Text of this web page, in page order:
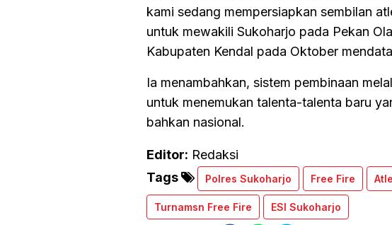
kami sedang mempersiapkan sembilan
untuk mewakili Sukoharjo pada Pekan
Kabupaten Kendal pada Oktober
Ia menambahkan, sistem pembinaan
untuk menemukan talenta-talenta baru
bahkan nasional.
Editor: Redaksi
Tags
Polres Sukoharjo Free Fire
Turnamsn Free Fire ESI Sukoharjo